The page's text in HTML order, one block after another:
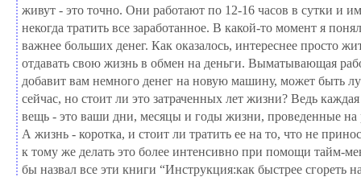
живут - это точно. Они работают по 12-16 часов в сутки и
некогда тратить все заработанное. В какой-то момент я
важнее больших денег. Как оказалось, интереснее просто
отдавать свою жизнь в обмен на деньги. Выматывающая
добавит вам немного денег на новую машину, может быть
сейчас, но стоит ли это затраченных лет жизни? Ведь
вещь - это ваши дни, месяцы и годы жизни, проведенные на
А жизнь - коротка, и стоит ли тратить ее на то, что не
к тому же делать это более интенсивно при помощи тайм-
бы назвал все эти книги “Инструкция:как быстрее сгореть